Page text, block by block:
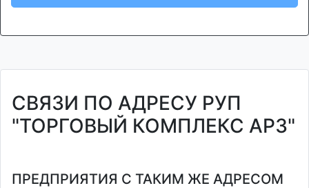
СВЯЗИ ПО АДРЕСУ РУП
"ТОРГОВЫЙ КОМПЛЕКС АРЗ"
ПРЕДПРИЯТИЯ С ТАКИМ ЖЕ АДРЕСОМ